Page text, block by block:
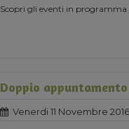
Scopri gli eventi in programma
Doppio
Venerdi 11 Novembre 2016